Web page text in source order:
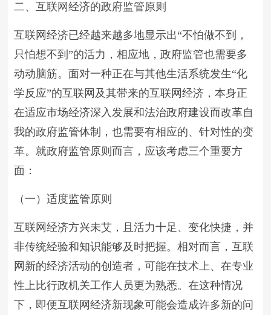
二、互联网经济的政府监管原则
互联网经济已经越来越多地显示出“不怕做不到，
只怕想不到”的活力，相应地，政府监管也需要多
动动脑筋。面对一种正在与其他生活系统发生“化
学反应”的互联网及其带来的互联网经济，本身正
在适应市场经济深入发展和法治政府建设而改革自
我的政府监管体制，也需要有相应的、针对性的变
革。就政府监管原则而言，应该考虑三个重要方
面：
（一）适度监管原则
互联网经济方兴未艾，且活力十足、变化快捷，并
非传统经验和知识能够及时把握。相对而言，互联
网新的经济活动的创造者，可能在技术上、在专业
性上比行政机关工作人员更为熟悉。在这种情况
下，即便互联网经济新现象可能会造成许多新的问